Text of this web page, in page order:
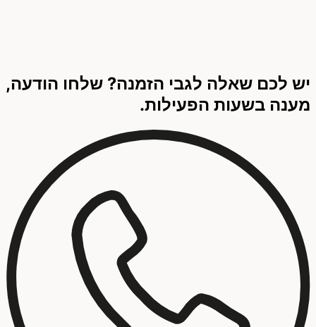
יש לכם שאלה לגבי הזמנה? שלחו הודעה,
מענה בשעות הפעילות.